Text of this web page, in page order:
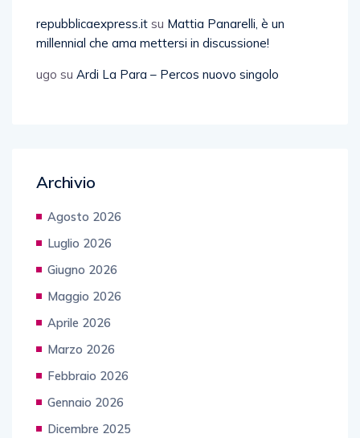
repubblicaexpress.it su Mattia Panarelli, è un
millennial che ama mettersi in discussione!
ugo su Ardi La Para – Percos nuovo singolo
Archivio
Agosto 2026
Luglio 2026
Giugno 2026
Maggio 2026
Aprile 2026
Marzo 2026
Febbraio 2026
Gennaio 2026
Dicembre 2025